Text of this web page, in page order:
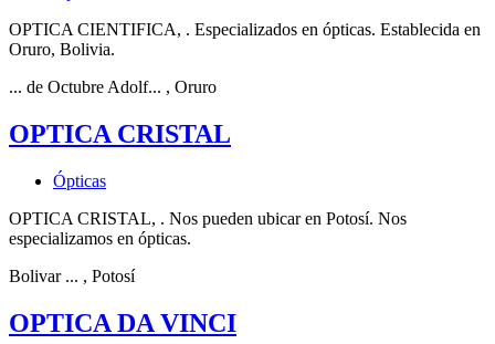
OPTICA CIENTIFICA, . Especializados en ópticas. Establecida en
Oruro, Bolivia.
... de Octubre Adolf... , Oruro
OPTICA CRISTAL
Ópticas
OPTICA CRISTAL, . Nos pueden ubicar en Potosí. Nos
especializamos en ópticas.
Bolivar ... , Potosí
OPTICA DA VINCI